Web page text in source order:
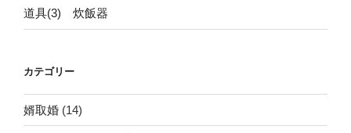
の
道具(3) 炊飯器
カテゴリー
婿取婚 (14)